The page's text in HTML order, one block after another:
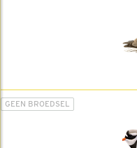
GEEN BROEDSEL